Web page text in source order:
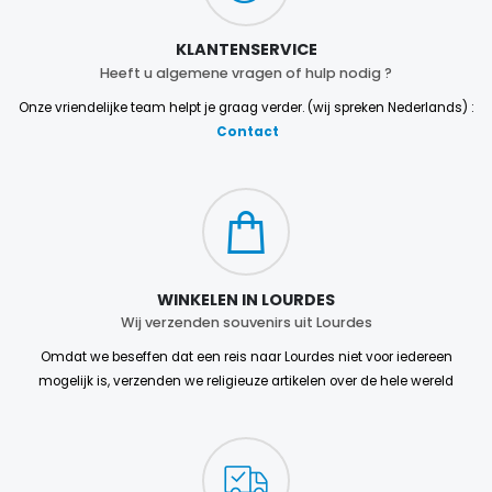
KLANTENSERVICE
Heeft u algemene vragen of hulp nodig ?
Onze vriendelijke team helpt je graag verder. (wij spreken Nederlands) :
Contact
WINKELEN IN LOURDES
Wij verzenden souvenirs uit Lourdes
Omdat we beseffen dat een reis naar Lourdes niet voor iedereen
mogelijk is, verzenden we religieuze artikelen over de hele wereld